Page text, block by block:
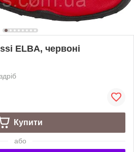
ELBA, червоні
Купити
або